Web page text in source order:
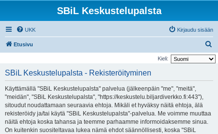
SBiL Keskustelupalsta
UKK Kirjaudu sisään
Etusivu
t
Kieli:
SBiL Keskustelupalsta - Rekisteröityminen
Käyttämällä "SBiL Keskustelupalsta" palvelua (jälkeenpäin "me", "meitä",
"meidän", "SBiL Keskustelupalsta", "https://keskustelu.biljardiverkko.fi:443"),
sitoudut noudattamaan seuraavia ehtoja. Mikäli et hyväksy näitä ehtoja, älä
rekisteröidy ja/tai käytä "SBiL Keskustelupalsta"-palvelua. Me voimme muuttaa
näitä ehtoja koska tahansa ja teemme parhaamme informoidaksemme sinua.
On kuitenkin suositeltavaa lukea nämä ehdot säännöllisesti, koska "SBiL